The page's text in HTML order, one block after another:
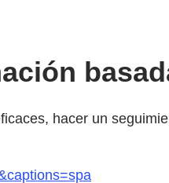
hacer un